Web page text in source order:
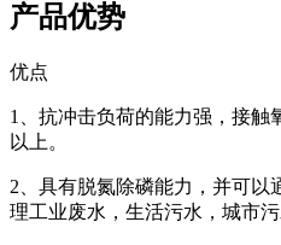
产品优势
优点
1、抗冲击负荷的能力强，接触
以上。
2、具有脱氮除磷能力，并可以
理工业废水，生活污水，城市污